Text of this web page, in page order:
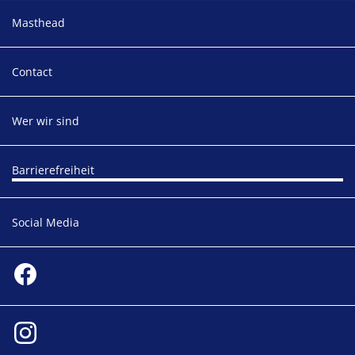
Masthead
Contact
Wer wir sind
Barrierefreiheit
Social Media
Facebook
Instagram